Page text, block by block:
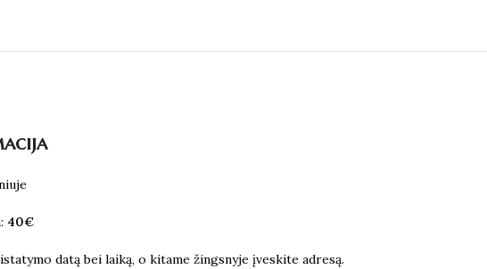
40€
datą bei laiką, o kitame žingsnyje įveskite adresą.